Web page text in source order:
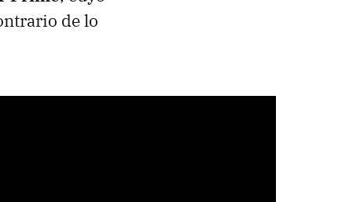
de lo